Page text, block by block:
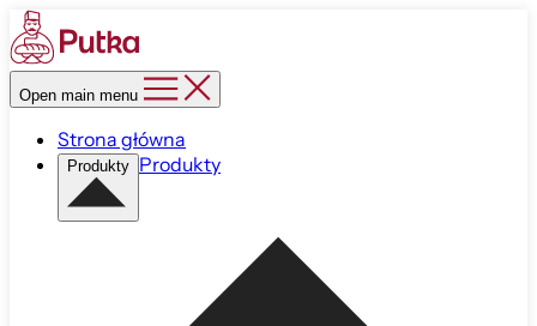
Open main menu
Strona główna
Produkty Produkty